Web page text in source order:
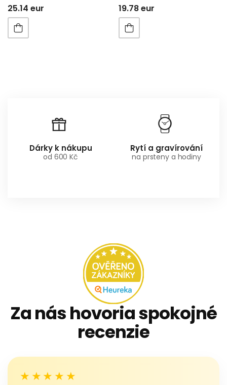
25.14 eur 19.78 eur
Dárky k nákupu
od 600 Kč
Rytí a gravírování
na prsteny a hodiny
Za nás hovoria spokojné
recenzie
★★★★★